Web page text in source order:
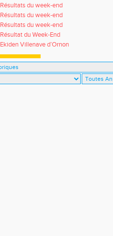
Résultats du week-end
Résultats du week-end
Résultats du week-end
Résultat du Week-End
Ekiden Villenave d’Ornon